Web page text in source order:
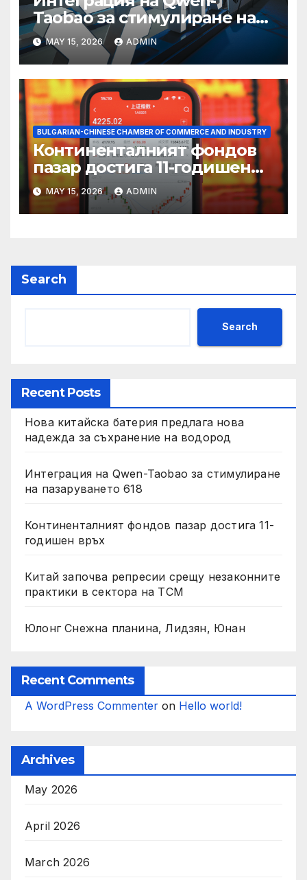
Taobao за стимулиране на
пазаруването 618
MAY 15, 2026 ADMIN
BULGARIAN-CHINESE CHAMBER OF COMMERCE AND INDUSTRY
Континенталният фондов
пазар достига 11-годишен
връх
MAY 15, 2026 ADMIN
Search
Search
Recent Posts
Нова китайска батерия предлага нова
надежда за съхранение на водород
Интеграция на Qwen-Taobao за стимулиране
на пазаруването 618
Континенталният фондов пазар достига 11-
годишен връх
Китай започва репресии срещу незаконните
практики в сектора на TCM
Юлонг Снежна планина, Лидзян, Юнан
Recent Comments
A WordPress Commenter on Hello world!
Archives
May 2026
April 2026
March 2026